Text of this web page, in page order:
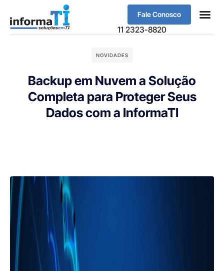
Fale Conosco
11 2323-8820
NOVIDADES
Backup em Nuvem a Solução
Completa para Proteger Seus
Dados com a InformaTI